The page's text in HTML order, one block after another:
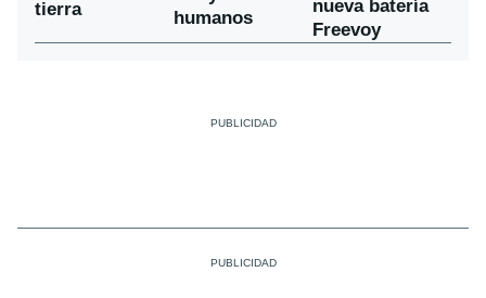
tierra
humanos
nueva batería
Freevoy